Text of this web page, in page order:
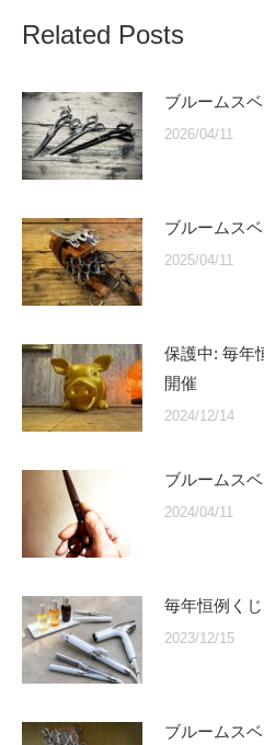
Related Posts
ブルームス
2026/04/11
ブルームス
2025/04/11
保護中: 毎年
開催
2024/12/14
ブルームス
2024/04/11
毎年恒例く
2023/12/15
ブルームス